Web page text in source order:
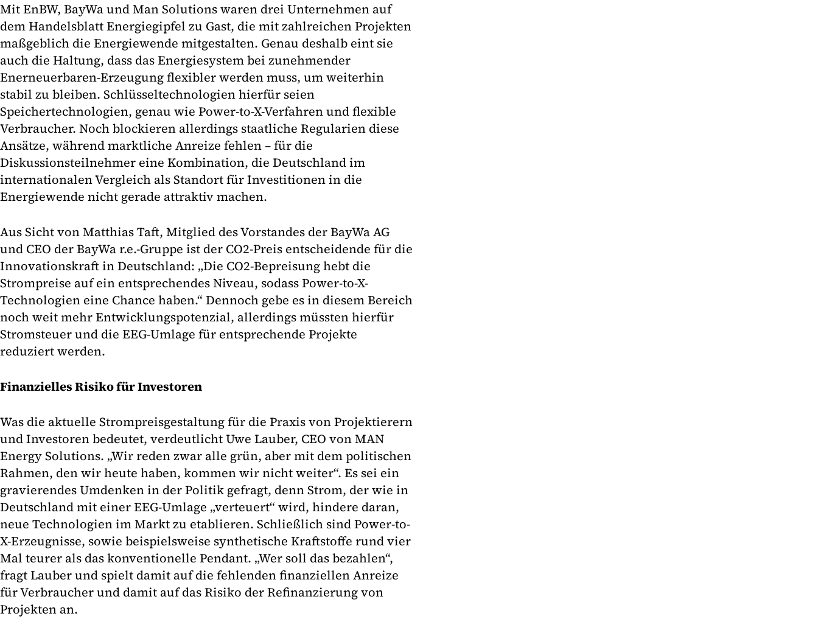
Mit EnBW, BayWa und Man Solutions waren drei Unternehmen auf
dem Handelsblatt Energiegipfel zu Gast, die mit zahlreichen Projekten
maßgeblich die Energiewende mitgestalten. Genau deshalb eint sie
auch die Haltung, dass das Energiesystem bei zunehmender
Enerneuerbaren-Erzeugung flexibler werden muss, um weiterhin
stabil zu bleiben. Schlüsseltechnologien hierfür seien
Speichertechnologien, genau wie Power-to-X-Verfahren und flexible
Verbraucher. Noch blockieren allerdings staatliche Regularien diese
Ansätze, während marktliche Anreize fehlen – für die
Diskussionsteilnehmer eine Kombination, die Deutschland im
internationalen Vergleich als Standort für Investitionen in die
Energiewende nicht gerade attraktiv machen.
Aus Sicht von Matthias Taft, Mitglied des Vorstandes der BayWa AG
und CEO der BayWa r.e.-Gruppe ist der CO2-Preis entscheidende für die
Innovationskraft in Deutschland: „Die CO2-Bepreisung hebt die
Strompreise auf ein entsprechendes Niveau, sodass Power-to-X-
Technologien eine Chance haben.“ Dennoch gebe es in diesem Bereich
noch weit mehr Entwicklungspotenzial, allerdings müssten hierfür
Stromsteuer und die EEG-Umlage für entsprechende Projekte
reduziert werden.
Finanzielles Risiko für Investoren
Was die aktuelle Strompreisgestaltung für die Praxis von Projektierern
und Investoren bedeutet, verdeutlicht Uwe Lauber, CEO von MAN
Energy Solutions. „Wir reden zwar alle grün, aber mit dem politischen
Rahmen, den wir heute haben, kommen wir nicht weiter“. Es sei ein
gravierendes Umdenken in der Politik gefragt, denn Strom, der wie in
Deutschland mit einer EEG-Umlage „verteuert“ wird, hindere daran,
neue Technologien im Markt zu etablieren. Schließlich sind Power-to-
X-Erzeugnisse, sowie beispielsweise synthetische Kraftstoffe rund vier
Mal teurer als das konventionelle Pendant. „Wer soll das bezahlen“,
fragt Lauber und spielt damit auf die fehlenden finanziellen Anreize
für Verbraucher und damit auf das Risiko der Refinanzierung von
Projekten an.